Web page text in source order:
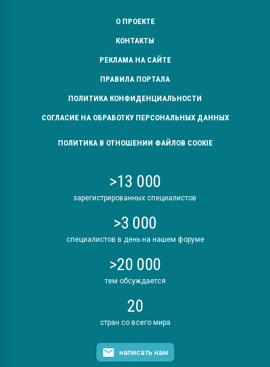
О ПРОЕКТЕ
КОНТАКТЫ
РЕКЛАМА НА САЙТЕ
ПРАВИЛА ПОРТАЛА
ПОЛИТИКА КОНФИДЕНЦИАЛЬНОСТИ
СОГЛАСИЕ НА ОБРАБОТКУ ПЕРСОНАЛЬНЫХ ДАННЫХ
ПОЛИТИКА В ОТНОШЕНИИ ФАЙЛОВ COOKIE
>13 000
зарегистрированных специалистов
>3 000
специалистов в день на нашем форуме
>20 000
тем обсуждается
20
стран со всего мира
написать нам